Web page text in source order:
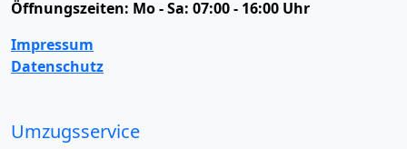
Öffnungszeiten: Mo - Sa: 07:00 - 16:00 Uhr
Impressum
Datenschutz
Umzugsservice